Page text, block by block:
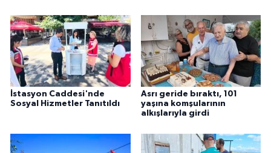
İstasyon Caddesi'nde
Sosyal Hizmetler Tanıtıldı
Asrı geride bıraktı, 101
yaşına komşularının
alkışlarıyla girdi